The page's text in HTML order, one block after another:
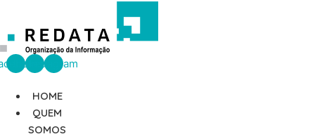
o
conteúdo
LinkedinInstagram
HOME
QUEM
SOMOS